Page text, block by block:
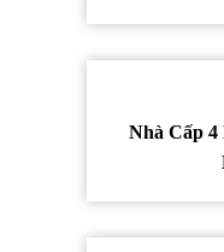
Nhà Cấp